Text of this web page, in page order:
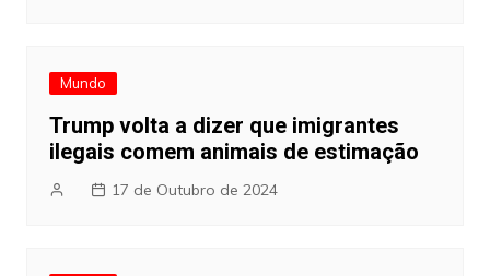
Mundo
Trump volta a dizer que imigrantes
ilegais comem animais de estimação
17 de Outubro de 2024